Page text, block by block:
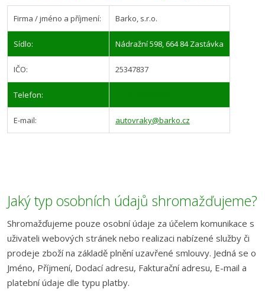
Firma / jméno a příjmení: Barko, s.r.o.
Sídlo: Nádražní 598, 664 84 Zastávka
IČO: 25347837
Telefon:
E-mail: autovraky@barko.cz
Jaký typ osobních údajů shromažďujeme?
Shromažďujeme pouze osobní údaje za účelem komunikace s
uživateli webových stránek nebo realizaci nabízené služby či
prodeje zboží na základě plnění uzavřené smlouvy. Jedná se o
Jméno, Příjmení, Dodací adresu, Fakturační adresu, E-mail a
platební údaje dle typu platby.